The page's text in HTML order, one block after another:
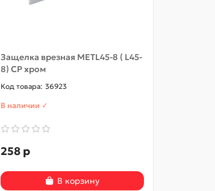
Защелка врезная METL45-8 ( L45-
8) CP хром
36923
В наличии ✓
258 р
В корзину